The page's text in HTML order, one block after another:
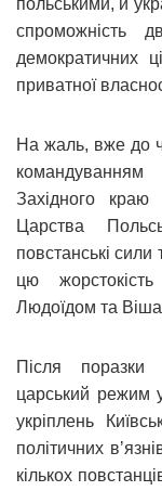
спроможність
демократичних
приватної
На жаль, вже до
Західного
Царства
повстанські
цю
Людоїдом та
Після поразки
царський режим
укріплень
політичних
кількох